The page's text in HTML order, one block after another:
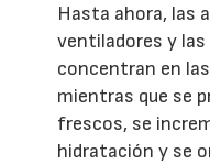
Hasta ahora, las
ventiladores y
concentran en
mientras que se
frescos, se
hidratación y se